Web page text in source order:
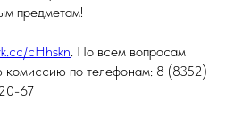
предметам!
cHhskn. По всем вопросам
комиссию по телефонам: 8 (8352)
67